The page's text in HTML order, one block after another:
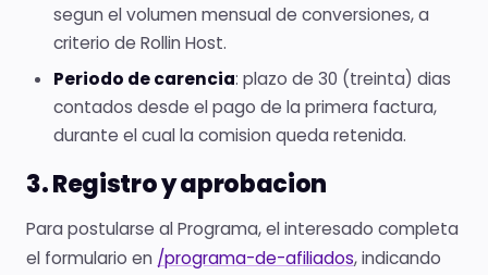
segun el volumen mensual de conversiones, a
criterio de Rollin Host.
Periodo de carencia: plazo de 30 (treinta) dias
contados desde el pago de la primera factura,
durante el cual la comision queda retenida.
3. Registro y aprobacion
Para postularse al Programa, el interesado completa
el formulario en /programa-de-afiliados, indicando